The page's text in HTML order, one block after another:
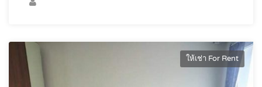
ให้เช่า For Rent